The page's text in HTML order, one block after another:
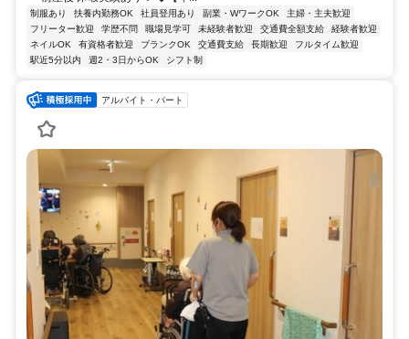
制服あり 扶養内勤務OK 社員登用あり 副業・WワークOK
主婦・主夫歓迎
フリーター歓迎
学歴不問 職場見学可 未経験者歓迎 交通費全額支給
経験者歓迎
ネイルOK
有資格者歓迎 ブランクOK 交通費支給 長期歓迎
フルタイム歓迎
駅近5分以内
週2・3日からOK シフト制
アルバイト・パート